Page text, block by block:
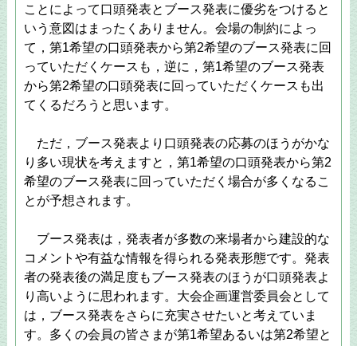
ことによって口頭発表とブース発表に優劣をつけると
いう意図はまったくありません。会場の制約によっ
て，第1希望の口頭発表から第2希望のブース発表に回
っていただくケースも，逆に，第1希望のブース発表
から第2希望の口頭発表に回っていただくケースも出
てくるだろうと思います。
ただ，ブース発表より口頭発表の応募のほうがかな
り多い現状を考えますと，第1希望の口頭発表から第2
希望のブース発表に回っていただく場合が多くなるこ
とが予想されます。
ブース発表は，発表者が多数の来場者から建設的な
コメントや有益な情報を得られる発表形態です。発表
者の発表後の満足度もブース発表のほうが口頭発表よ
り高いように思われます。大会企画運営委員会として
は，ブース発表をさらに充実させたいと考えていま
す。多くの会員の皆さまが第1希望あるいは第2希望と